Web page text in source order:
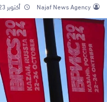
Najaf News Agency أكتوبر 23, 2024